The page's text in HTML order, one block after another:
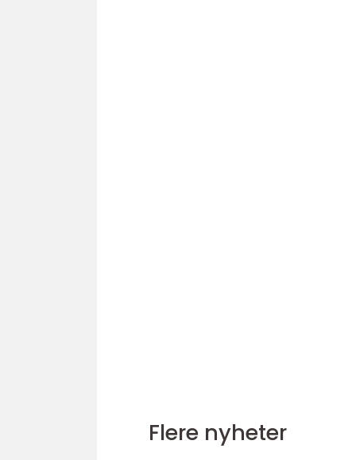
Flere nyheter